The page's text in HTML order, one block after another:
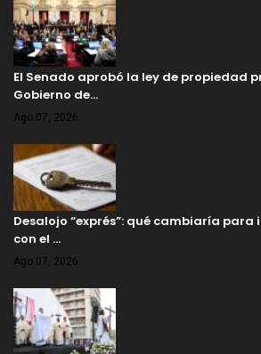
El Senado aprobó la ley de propiedad
Gobierno de…
Ago 07, 2026
Desalojo “exprés”: qué cambiaría para
con el …
Ago 07, 2026